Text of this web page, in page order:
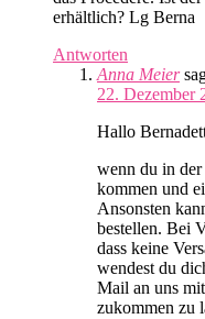
erhältlich? Lg Berna
Antworten
Anna Meier
22. Dezember
Hallo
wenn du in
kommen und
Ansonsten
bestellen. Bei
dass keine
wendest du
Mail an uns
zukommen zu